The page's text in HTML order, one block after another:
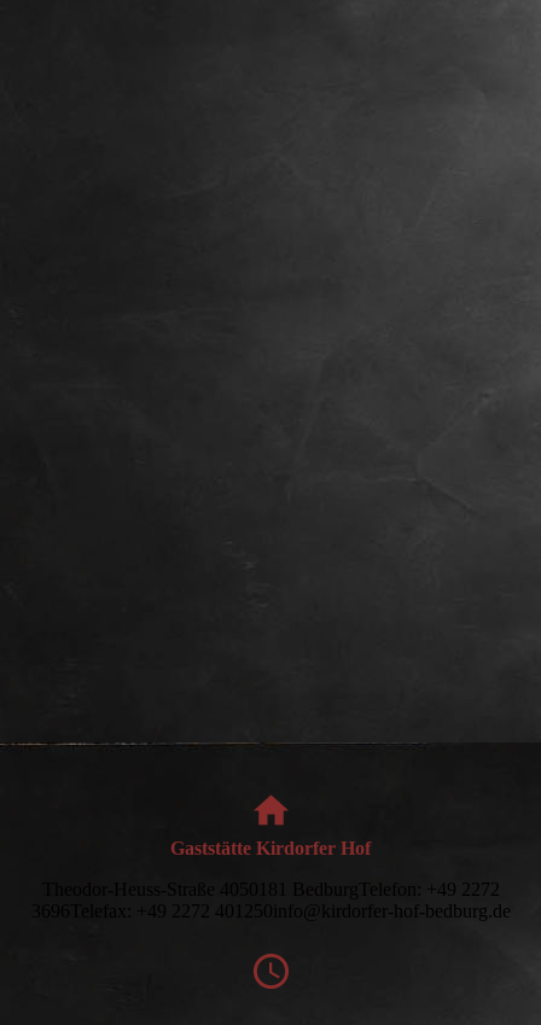
IMG_0050 (2)
Gaststätte Kirdorfer Hof
Theodor-Heuss-Straße 4050181 BedburgTelefon: +49 2272
3696Telefax: +49 2272 401250info@kirdorfer-hof-bedburg.de